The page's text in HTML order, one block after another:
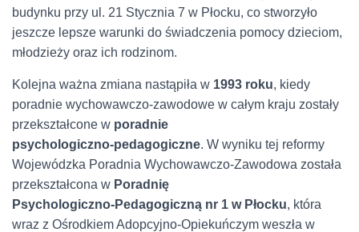
budynku przy ul. 21 Stycznia 7 w Płocku, co stworzyło
jeszcze lepsze warunki do świadczenia pomocy dzieciom,
młodzieży oraz ich rodzinom.
Kolejna ważna zmiana nastąpiła w 1993 roku, kiedy
poradnie wychowawczo‑zawodowe w całym kraju zostały
przekształcone w poradnie
psychologiczno‑pedagogiczne. W wyniku tej reformy
Wojewódzka Poradnia Wychowawczo‑Zawodowa została
przekształcona w Poradnię
Psychologiczno‑Pedagogiczną nr 1 w Płocku, która
wraz z Ośrodkiem Adopcyjno‑Opiekuńczym weszła w